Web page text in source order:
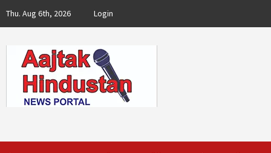
Thu. Aug 6th, 2026 Login